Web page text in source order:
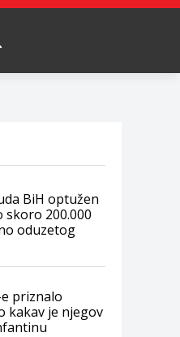
BiH optužen
skoro 200.000
oduzetog
priznalo
kakav je njegov